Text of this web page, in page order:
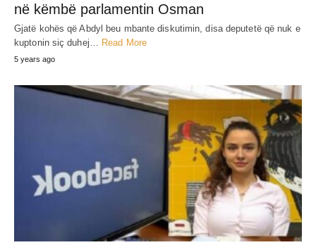
në këmbë parlamentin Osman
Gjatë kohës që Abdyl beu mbante diskutimin, disa deputetë që nuk e
kuptonin siç duhej…
Read More
5 years ago